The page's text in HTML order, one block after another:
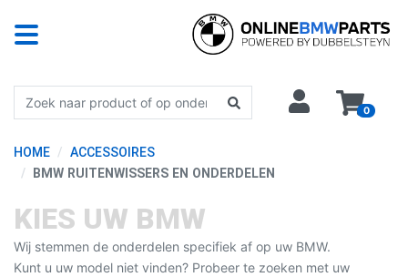
0
HOME
ACCESSOIRES
BMW RUITENWISSERS EN ONDERDELEN
KIES UW BMW
Wij stemmen de onderdelen specifiek af op uw BMW.
Kunt u uw model niet vinden? Probeer te zoeken met uw